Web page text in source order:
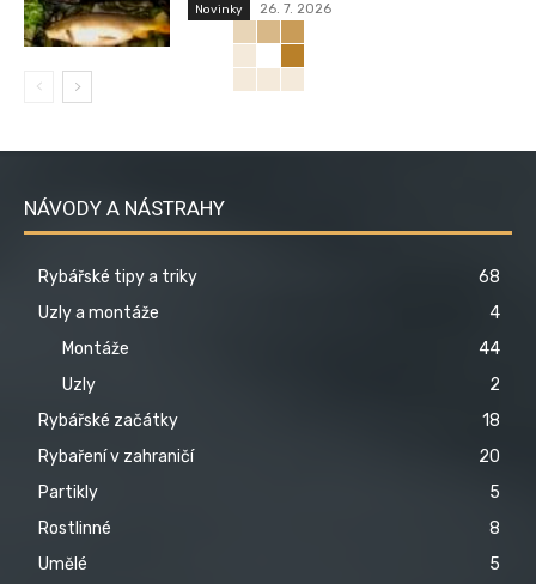
Novinky 26. 7. 2026
NÁVODY A NÁSTRAHY
Rybářské tipy a triky
68
Uzly a montáže
4
Montáže
44
Uzly
2
Rybářské začátky
18
Rybaření v zahraničí
20
Partikly
5
Rostlinné
8
Umělé
5